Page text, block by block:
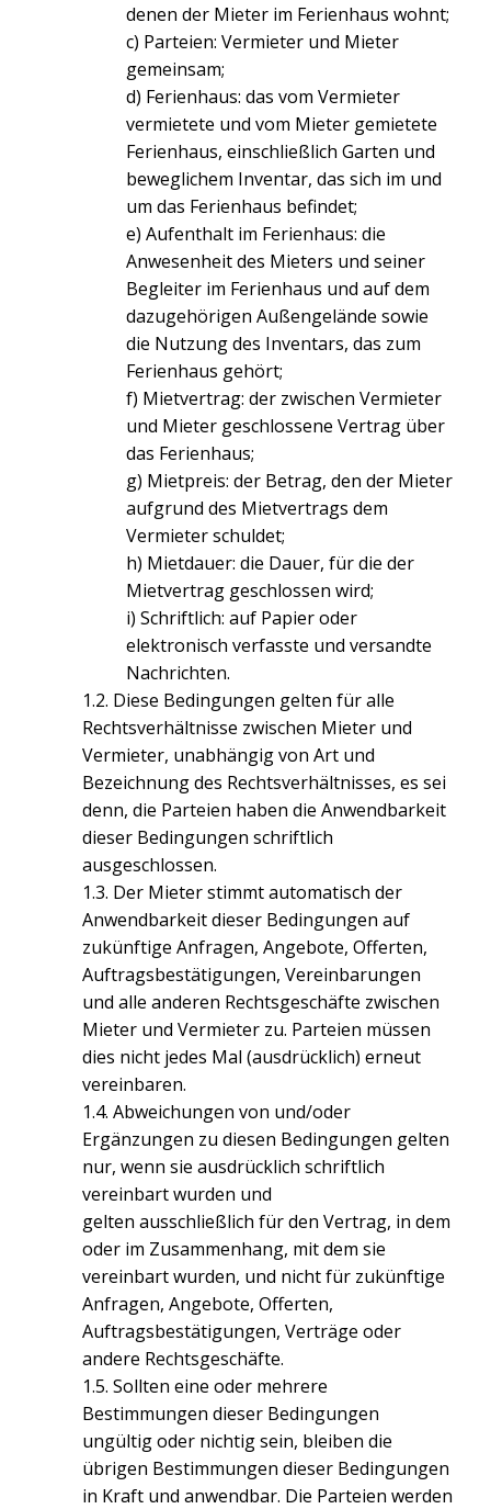
denen der Mieter im Ferienhaus wohnt;
c) Parteien: Vermieter und Mieter
gemeinsam;
d) Ferienhaus: das vom Vermieter
vermietete und vom Mieter gemietete
Ferienhaus, einschließlich Garten und
beweglichem Inventar, das sich im und
um das Ferienhaus befindet;
e) Aufenthalt im Ferienhaus: die
Anwesenheit des Mieters und seiner
Begleiter im Ferienhaus und auf dem
dazugehörigen Außengelände sowie
die Nutzung des Inventars, das zum
Ferienhaus gehört;
f) Mietvertrag: der zwischen Vermieter
und Mieter geschlossene Vertrag über
das Ferienhaus;
g) Mietpreis: der Betrag, den der Mieter
aufgrund des Mietvertrags dem
Vermieter schuldet;
h) Mietdauer: die Dauer, für die der
Mietvertrag geschlossen wird;
i) Schriftlich: auf Papier oder
elektronisch verfasste und versandte
Nachrichten.
1.2. Diese Bedingungen gelten für alle
Rechtsverhältnisse zwischen Mieter und
Vermieter, unabhängig von Art und
Bezeichnung des Rechtsverhältnisses, es sei
denn, die Parteien haben die Anwendbarkeit
dieser Bedingungen schriftlich
ausgeschlossen.
1.3. Der Mieter stimmt automatisch der
Anwendbarkeit dieser Bedingungen auf
zukünftige Anfragen, Angebote, Offerten,
Auftragsbestätigungen, Vereinbarungen
und alle anderen Rechtsgeschäfte zwischen
Mieter und Vermieter zu. Parteien müssen
dies nicht jedes Mal (ausdrücklich) erneut
vereinbaren.
1.4. Abweichungen von und/oder
Ergänzungen zu diesen Bedingungen gelten
nur, wenn sie ausdrücklich schriftlich
vereinbart wurden und
gelten ausschließlich für den Vertrag, in dem
oder im Zusammenhang, mit dem sie
vereinbart wurden, und nicht für zukünftige
Anfragen, Angebote, Offerten,
Auftragsbestätigungen, Verträge oder
andere Rechtsgeschäfte.
1.5. Sollten eine oder mehrere
Bestimmungen dieser Bedingungen
ungültig oder nichtig sein, bleiben die
übrigen Bestimmungen dieser Bedingungen
in Kraft und anwendbar. Die Parteien werden